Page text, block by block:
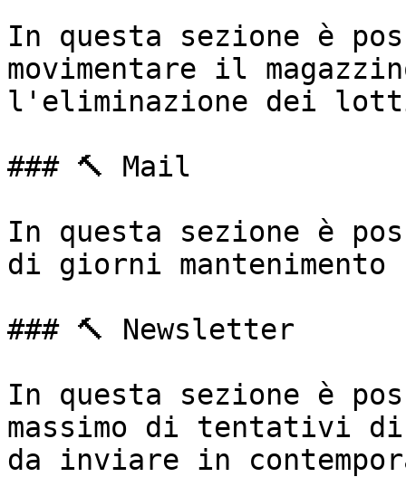
In questa sezione è
movimentare il
l'eliminazione dei
### 🔨 Mail
In questa sezione è
di giorni
### 🔨 Newsletter
In questa sezione è
massimo di tentativi
da inviare in